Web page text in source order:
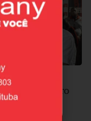
Lico será
em encontro